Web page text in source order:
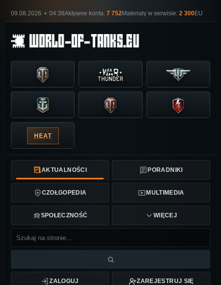
09.08.2026 • 04:38Aktywne konta: 7 752Materiały w serwisie: 2 300EU
HEAT
AKTUALNOŚCI PORADNIKI
CZOŁGOPEDIA MULTIMEDIA
SPOŁECZNOŚĆ WIĘCEJ
ZALOGUJ ZAREJESTRUJ SIĘ